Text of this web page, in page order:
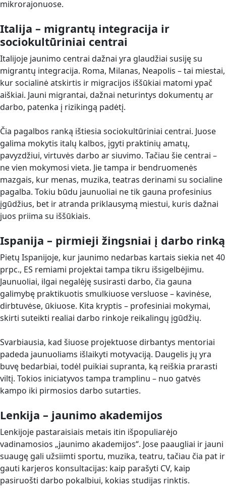
mikrorajonuose.
Italija – migrantų integracija ir
sociokultūriniai centrai
Italijoje jaunimo centrai dažnai yra glaudžiai susiję su
migrantų integracija. Roma, Milanas, Neapolis – tai miestai,
kur socialinė atskirtis ir migracijos iššūkiai matomi ypač
aiškiai. Jauni migrantai, dažnai neturintys dokumentų ar
darbo, patenka į rizikingą padėtį.
Čia pagalbos ranką ištiesia sociokultūriniai centrai. Juose
galima mokytis italų kalbos, įgyti praktinių amatų,
pavyzdžiui, virtuvės darbo ar siuvimo. Tačiau šie centrai –
ne vien mokymosi vieta. Jie tampa ir bendruomenės
mazgais, kur menas, muzika, teatras derinami su socialine
pagalba. Tokiu būdu jaunuoliai ne tik gauna profesinius
įgūdžius, bet ir atranda priklausymą miestui, kuris dažnai
juos priima su iššūkiais.
Ispanija – pirmieji žingsniai į darbo rinką
Pietų Ispanijoje, kur jaunimo nedarbas kartais siekia net 40
prpc., ES remiami projektai tampa tikru išsigelbėjimu.
Jaunuoliai, ilgai negalėję susirasti darbo, čia gauna
galimybę praktikuotis smulkiuose versluose – kavinėse,
dirbtuvėse, ūkiuose. Kita kryptis – profesiniai mokymai,
skirti suteikti realiai darbo rinkoje reikalingų įgūdžių.
Svarbiausia, kad šiuose projektuose dirbantys mentoriai
padeda jaunuoliams išlaikyti motyvaciją. Daugelis jų yra
buvę bedarbiai, todėl puikiai supranta, ką reiškia prarasti
viltį. Tokios iniciatyvos tampa tramplinu – nuo gatvės
kampo iki pirmosios darbo sutarties.
Lenkija – jaunimo akademijos
Lenkijoje pastaraisiais metais itin išpopuliarėjo
vadinamosios „jaunimo akademijos“. Jose paaugliai ir jauni
suaugę gali užsiimti sportu, muzika, teatru, tačiau čia pat ir
gauti karjeros konsultacijas: kaip parašyti CV, kaip
pasiruošti darbo pokalbiui, kokias studijas rinktis.